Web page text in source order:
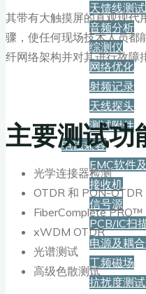
天馈线测试
音频分析
综测仪
网络优化
射频记录
天线探头
测试附件
电磁兼容
EMC软件
接收机
信号源
PCB/IC扫
电源及耦
工频磁场
抗扰度测
其带有大触摸屏的直观现代
骤，使任何现场技术人员都
纤网络架构并对其进行故障
主要测试功
光学连接器检测
OTDR 和 PON-OTDR
FiberComplete PRO™
xWDM OTDR
光谱测试
高级色散测试